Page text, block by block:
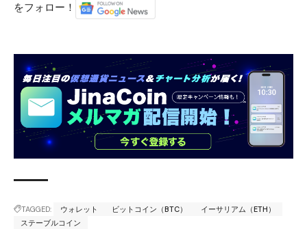
をフォロー！
TAGGED: ウォレット ビットコイン（BTC）
イーサリアム（ETH）
ステーブルコイン